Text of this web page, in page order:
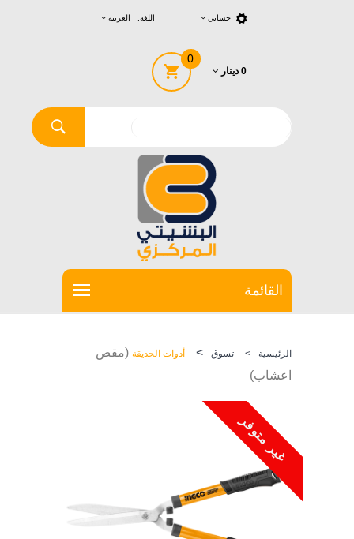
اللغة: العربية حسابي
0
0 دينار
الرئيسية > تسوق > أدوات الحديقة (مقص
اعشاب)
غير متوفر